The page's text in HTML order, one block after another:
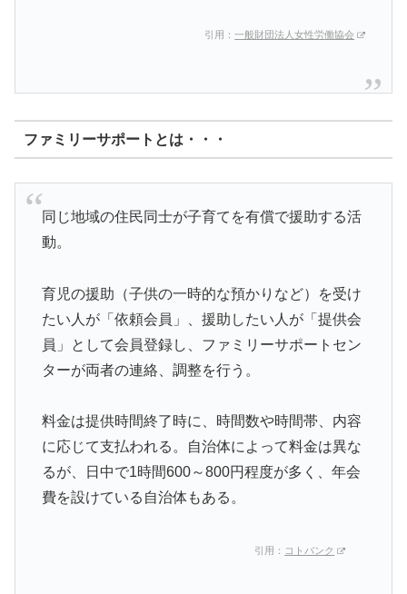
引用：一般財団法人女性労働協会
ファミリーサポートとは・・・
同じ地域の住民同士が子育てを有償で援助する活
動。
育児の援助（子供の一時的な預かりなど）を受け
たい人が「依頼会員」、援助したい人が「提供会
員」として会員登録し、ファミリーサポートセン
ターが両者の連絡、調整を行う。
料金は提供時間終了時に、時間数や時間帯、内容
に応じて支払われる。自治体によって料金は異な
るが、日中で1時間600～800円程度が多く、年会
費を設けている自治体もある。
引用： コトバンク